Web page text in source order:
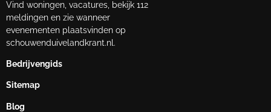
Vind woningen, vacatures, bekijk 112
meldingen en zie wanneer
evenementen plaatsvinden op
schouwenduivelandkrant.nl.
Bedrijvengids
Sitemap
Blog